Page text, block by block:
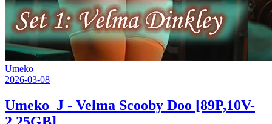
Umeko
2026-03-08
Umeko_J - Velma Scooby Doo [89P,10V-